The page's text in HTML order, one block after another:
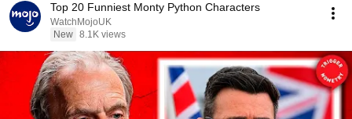
Top 20 Funniest Monty Python Characters
WatchMojoUK
New 8.1K views